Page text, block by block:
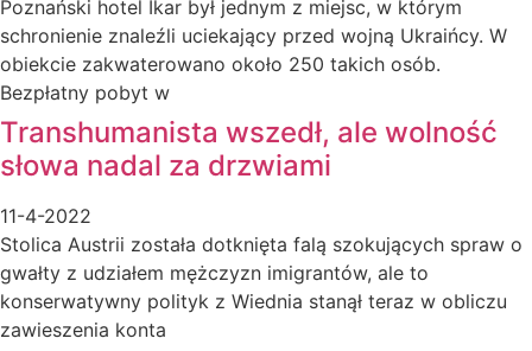
Poznański hotel Ikar był jednym z miejsc, w którym
schronienie znaleźli uciekający przed wojną Ukraińcy. W
obiekcie zakwaterowano około 250 takich osób.
Bezpłatny pobyt w
Transhumanista wszedł, ale wolność
słowa nadal za drzwiami
11-4-2022
Stolica Austrii została dotknięta falą szokujących spraw o
gwałty z udziałem mężczyzn imigrantów, ale to
konserwatywny polityk z Wiednia stanął teraz w obliczu
zawieszenia konta